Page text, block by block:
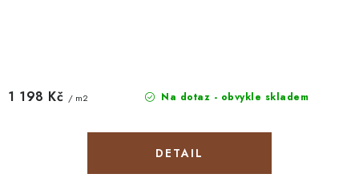
Na dotaz - obvykle skladem
1 198 Kč / m2